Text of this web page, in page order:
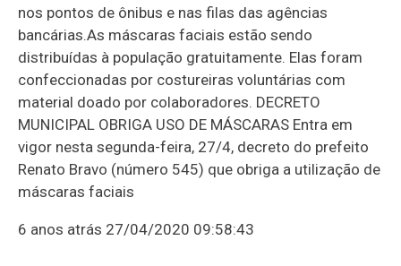
nos pontos de ônibus e nas filas das agências
bancárias.As máscaras faciais estão sendo
distribuídas à população gratuitamente. Elas foram
confeccionadas por costureiras voluntárias com
material doado por colaboradores. DECRETO
MUNICIPAL OBRIGA USO DE MÁSCARAS Entra em
vigor nesta segunda-feira, 27/4, decreto do prefeito
Renato Bravo (número 545) que obriga a utilização de
máscaras faciais
6 anos atrás 27/04/2020 09:58:43